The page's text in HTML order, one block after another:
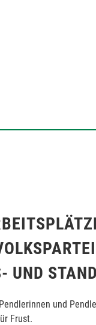
UND
und
Frust.